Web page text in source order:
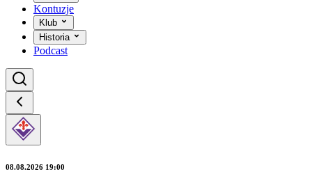
Kontuzje
Klub
Historia
Podcast
08.08.2026 19:00